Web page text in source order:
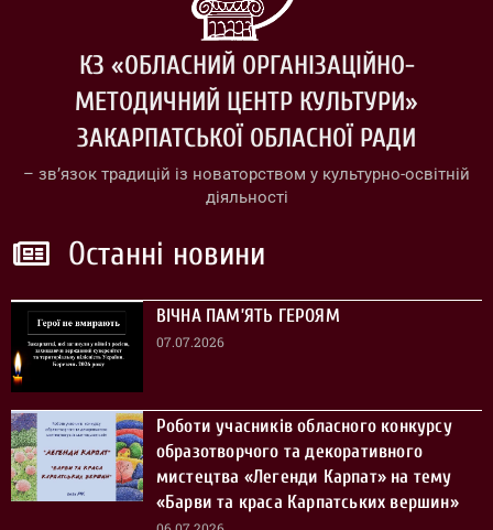
КЗ «ОБЛАСНИЙ ОРГАНІЗАЦІЙНО-
МЕТОДИЧНИЙ ЦЕНТР КУЛЬТУРИ»
ЗАКАРПАТСЬКОЇ ОБЛАСНОЇ РАДИ
– зв’язок традицій із новаторством у культурно-освітній
діяльності
Останні новини
ВІЧНА ПАМ’ЯТЬ ГЕРОЯМ
07.07.2026
Роботи учасників обласного конкурсу
образотворчого та декоративного
мистецтва «Легенди Карпат» на тему
«Барви та краса Карпатських вершин»